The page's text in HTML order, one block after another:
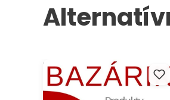
Kreatívny bazárik ARTMIE